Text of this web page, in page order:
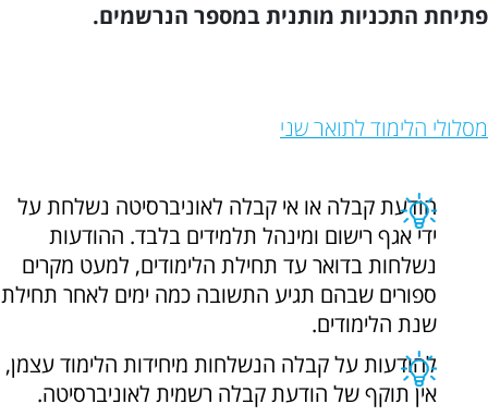
פתיחת התכניות מותנית במספר הנרשמים.
מסלולי הלימוד לתואר שני
הודעת קבלה או אי קבלה לאוניברסיטה נשלחת על
ידי אגף רישום ומינהל תלמידים בלבד. ההודעות
נשלחות בדואר עד תחילת הלימודים, למעט מקרים
ספורים שבהם תגיע התשובה כמה ימים לאחר תחילת
שנת הלימודים.
להודעות על קבלה הנשלחות מיחידות הלימוד עצמן,
אין תוקף של הודעת קבלה רשמית לאוניברסיטה.